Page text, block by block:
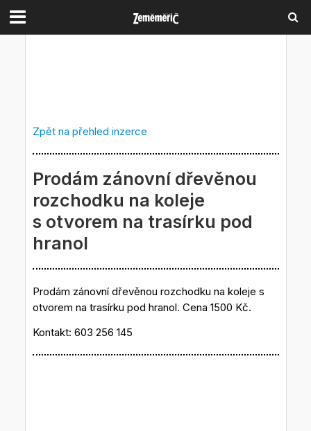
Zpět na přehled inzerce
Prodám zánovní dřevěnou
rozchodku na koleje
s otvorem na trasírku pod
hranol
Prodám zánovní dřevěnou rozchodku na koleje s
otvorem na trasírku pod hranol. Cena 1500 Kč.
Kontakt: 603 256 145